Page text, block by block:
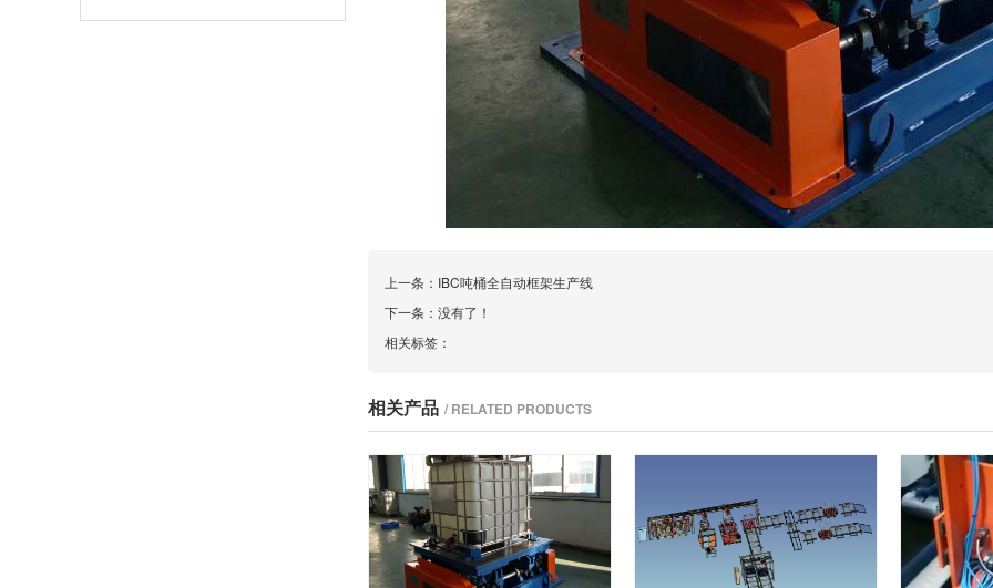
上一条： IBC吨桶全自动框架生产线
下一条：没有了！
相关标签：
相关产品 / RELATED PRODUCTS